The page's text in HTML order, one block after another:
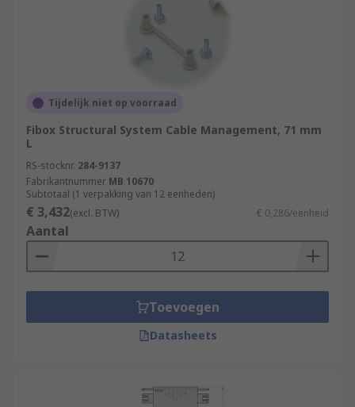
Tijdelijk niet op voorraad
Fibox Structural System Cable Management, 71 mm
L
RS-stocknr. 284-9137
Fabrikantnummer MB 10670
Subtotaal (1 verpakking van 12 eenheden)
€ 3,432(excl. BTW) € 0,286/eenheid
Aantal
Toevoegen
Datasheets